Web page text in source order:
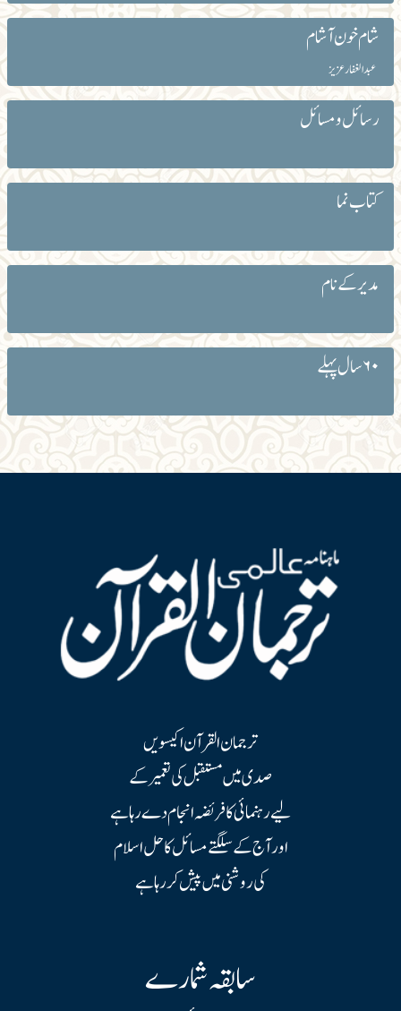
شام خون آشام
عبد الغفار عزیز
رسائل و مسائل
کتاب نما
مدیر کے نام
۶۰ سال پہلے
ترجمان القرآن اکیسویں
صدی میں مستقبل کی تعمیر کے
لیے رہنمائی کا فریضہ انجام دے رہا ہے
اور آج کے سلگتے مسائل کا حل اسلام
کی روشنی میں پیش کر رہا ہے
سابقہ شمارے